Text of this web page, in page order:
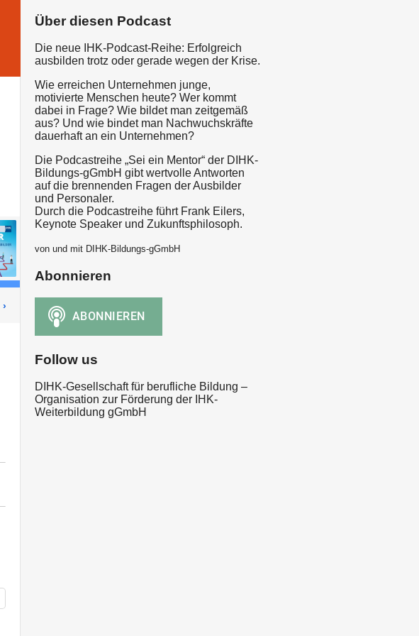
›
Über diesen Podcast
Die neue IHK-Podcast-Reihe: Erfolgreich
ausbilden trotz oder gerade wegen der Krise.
Wie erreichen Unternehmen junge,
motivierte Menschen heute? Wer kommt
dabei in Frage? Wie bildet man zeitgemäß
aus? Und wie bindet man Nachwuchskräfte
dauerhaft an ein Unternehmen?
Die Podcastreihe „Sei ein Mentor“ der DIHK-
Bildungs-gGmbH gibt wertvolle Antworten
auf die brennenden Fragen der Ausbilder
und Personaler.
Durch die Podcastreihe führt Frank Eilers,
Keynote Speaker und Zukunftsphilosoph.
von und mit DIHK-Bildungs-gGmbH
Abonnieren
Follow us
DIHK-Gesellschaft für berufliche Bildung –
Organisation zur Förderung der IHK-
Weiterbildung gGmbH